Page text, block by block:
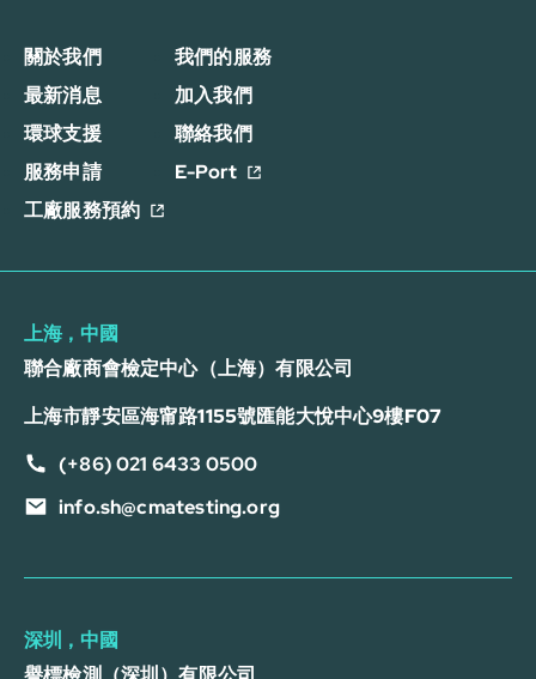
關於我們
我們的服務
最新消息
加入我們
環球支援
聯絡我們
服務申請
E-Port
工廠服務預約
上海，中國
聯合廠商會檢定中心（上海）有限公司
上海市靜安區海甯路1155號匯能大悅中心9樓F07
(+86) 021 6433 0500
info.sh@cmatesting.org
深圳，中國